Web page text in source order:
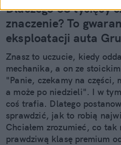
Dlaczego 68 tysięcy
znaczenie? To
eksploatacji auta
Znasz to uczucie, kiedy
mechanika, a on ze
"Panie, czekamy na części,
a może po niedzieli". I w
coś trafia. Dlatego
sprawdzić, jak to robią
Chciałem zrozumieć, co
prawdziwą klasę premium